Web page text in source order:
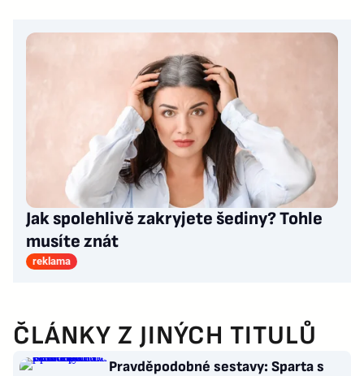
Jak spolehlivě zakryjete šediny? Tohle
musíte znát
reklama
ČLÁNKY Z JINÝCH TITULŮ
Pravděpodobné sestavy: Sparta s